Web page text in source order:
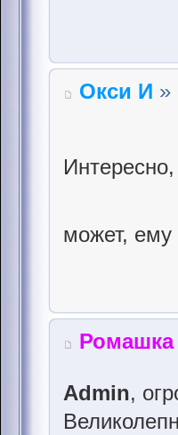
Окси И »
может,
Ромашка
Admin,